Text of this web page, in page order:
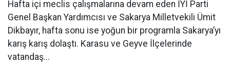
Hafta içi meclis çalışmalarına devam eden İYİ Parti
Genel Başkan Yardımcısı ve Sakarya Milletvekili Ümit
Dikbayır, hafta sonu ise yoğun bir programla Sakarya’yı
karış karış dolaştı. Karasu ve Geyve İlçelerinde
vatandaş...